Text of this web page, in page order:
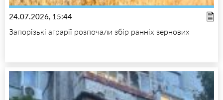
24.07.2026, 15:44
Запорізькі аграрії розпочали збір ранніх зернових